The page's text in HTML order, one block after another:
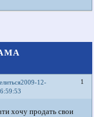
1
2009-12-
хочу продать свои